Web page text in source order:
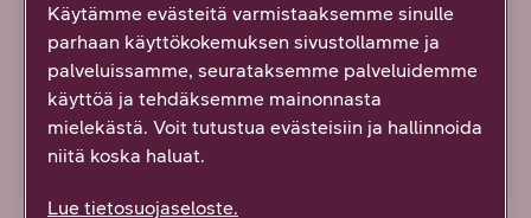
Miten valita uusi älykello?
Muista nämä
Miten valita uusi älykello? Muista nämä
Käytämme evästeitä varmistaaksemme sinulle
parhaan käyttökokemuksen sivustollamme ja
palveluissamme, seurataksemme palveluidemme
käyttöä ja tehdäksemme mainonnasta
mielekästä. Voit tutustua evästeisiin ja hallinnoida
niitä koska haluat.
Lue tietosuojaseloste.